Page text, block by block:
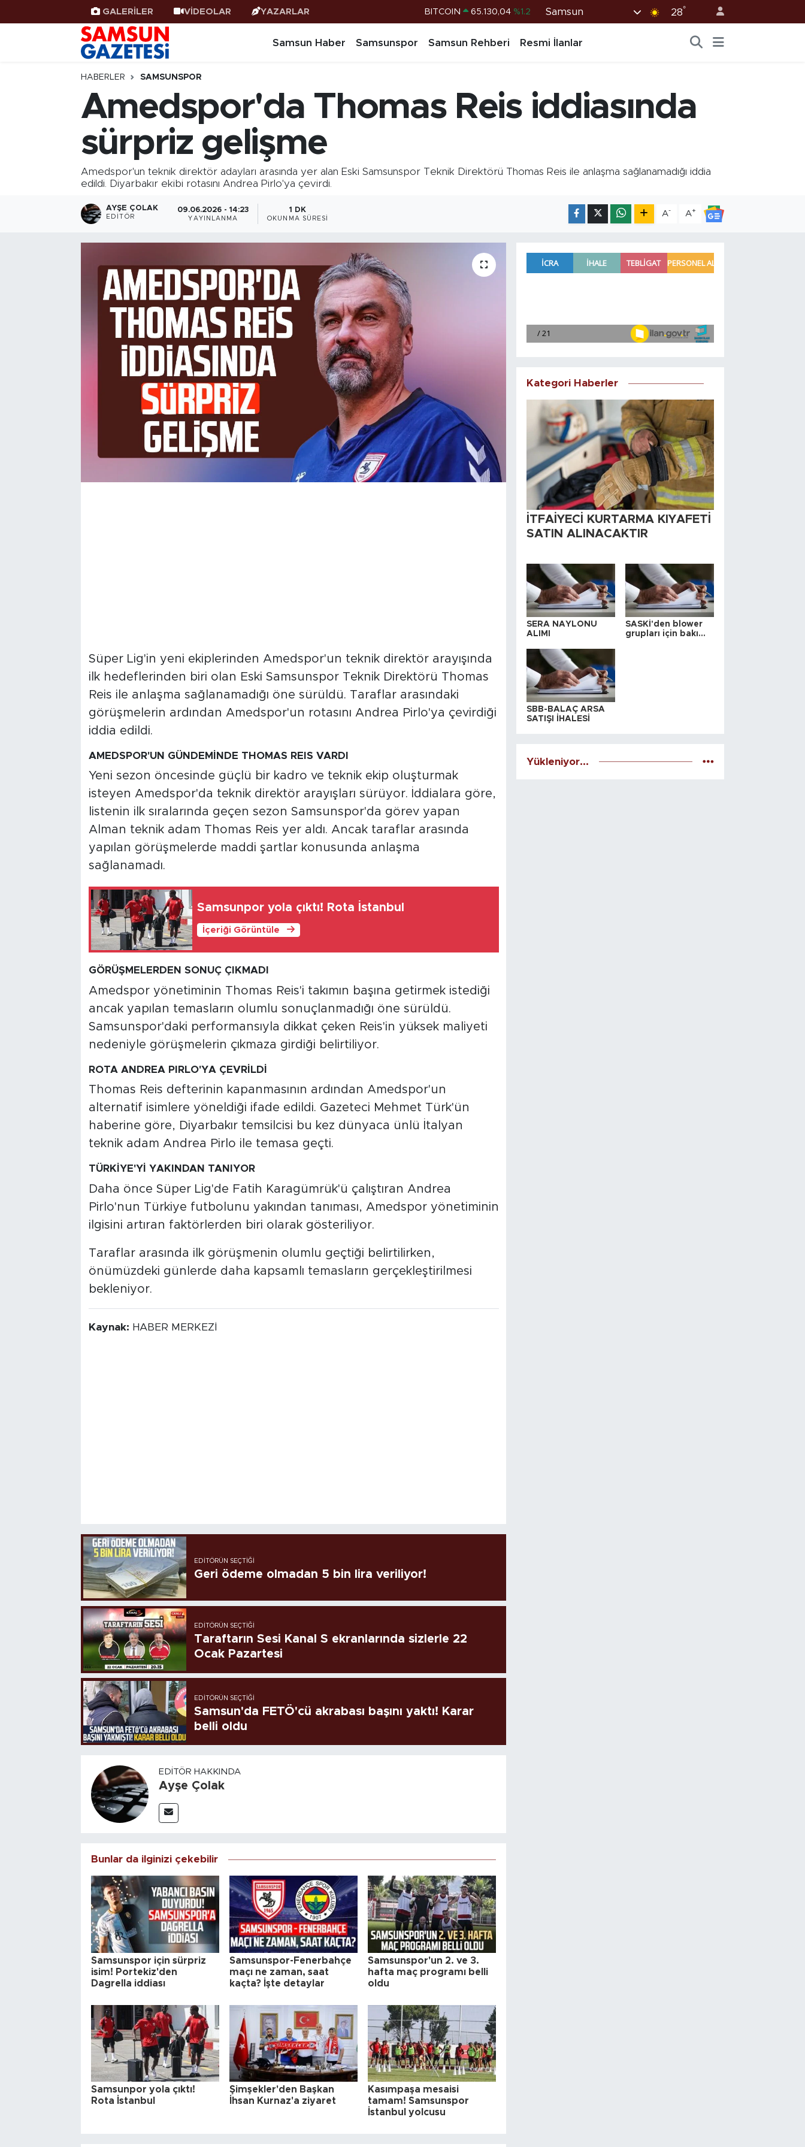
GALERİLER VİDEOLAR YAZARLAR DOLAR 47,7106 %0.17
BİST100 13.773 %-19
BITCOIN 65.130,04 %1.2
Samsun 28°
Samsun Haber Samsunspor Samsun Rehberi Resmi İlanlar
HABERLER SAMSUNSPOR
Amedspor'da Thomas Reis iddiasında
sürpriz gelişme
Amedspor'un teknik direktör adayları arasında yer alan Eski Samsunspor Teknik Direktörü Thomas Reis ile anlaşma sağlanamadığı iddia
edildi. Diyarbakır ekibi rotasını Andrea Pirlo'ya çevirdi.
AYŞE ÇOLAK
EDITÖR
09.06.2026 - 14:23
YAYINLANMA
1 DK
OKUNMA SÜRESI
A- A+
Süper Lig'in yeni ekiplerinden Amedspor'un teknik direktör arayışında
ilk hedeflerinden biri olan Eski Samsunspor Teknik Direktörü Thomas
Reis ile anlaşma sağlanamadığı öne sürüldü. Taraflar arasındaki
görüşmelerin ardından Amedspor'un rotasını Andrea Pirlo'ya çevirdiği
iddia edildi.
AMEDSPOR'UN GÜNDEMİNDE THOMAS REIS VARDI
Yeni sezon öncesinde güçlü bir kadro ve teknik ekip oluşturmak
isteyen Amedspor'da teknik direktör arayışları sürüyor. İddialara göre,
listenin ilk sıralarında geçen sezon Samsunspor'da görev yapan
Alman teknik adam Thomas Reis yer aldı. Ancak taraflar arasında
yapılan görüşmelerde maddi şartlar konusunda anlaşma
sağlanamadı.
Samsunpor yola çıktı! Rota İstanbul
İçeriği Görüntüle
GÖRÜŞMELERDEN SONUÇ ÇIKMADI
Amedspor yönetiminin Thomas Reis'i takımın başına getirmek istediği
ancak yapılan temasların olumlu sonuçlanmadığı öne sürüldü.
Samsunspor'daki performansıyla dikkat çeken Reis'in yüksek maliyeti
nedeniyle görüşmelerin çıkmaza girdiği belirtiliyor.
ROTA ANDREA PIRLO'YA ÇEVRİLDİ
Thomas Reis defterinin kapanmasının ardından Amedspor'un
alternatif isimlere yöneldiği ifade edildi. Gazeteci Mehmet Türk'ün
haberine göre, Diyarbakır temsilcisi bu kez dünyaca ünlü İtalyan
teknik adam Andrea Pirlo ile temasa geçti.
TÜRKİYE'Yİ YAKINDAN TANIYOR
Daha önce Süper Lig'de Fatih Karagümrük'ü çalıştıran Andrea
Pirlo'nun Türkiye futbolunu yakından tanıması, Amedspor yönetiminin
ilgisini artıran faktörlerden biri olarak gösteriliyor.
Taraflar arasında ilk görüşmenin olumlu geçtiği belirtilirken,
önümüzdeki günlerde daha kapsamlı temasların gerçekleştirilmesi
bekleniyor.
Kaynak: HABER MERKEZİ
EDITÖRÜN SEÇTIĞI
Geri ödeme olmadan 5 bin lira veriliyor!
EDITÖRÜN SEÇTIĞI
Taraftarın Sesi Kanal S ekranlarında sizlerle 22
Ocak Pazartesi
EDITÖRÜN SEÇTIĞI
Samsun'da FETÖ'cü akrabası başını yaktı! Karar
belli oldu
EDITÖR HAKKINDA
Ayşe Çolak
Bunlar da ilginizi çekebilir
Samsunspor için sürpriz
isim! Portekiz'den
Dagrella iddiası
Samsunspor-Fenerbahçe
maçı ne zaman, saat
kaçta? İşte detaylar
Samsunspor'un 2. ve 3.
hafta maç programı belli
oldu
Samsunpor yola çıktı!
Rota İstanbul
Şimşekler'den Başkan
İhsan Kurnaz'a ziyaret
Kasımpaşa mesaisi
tamam! Samsunspor
İstanbul yolcusu
Kategori Haberler
İTFAİYECİ KURTARMA KIYAFETİ
SATIN ALINACAKTIR
SERA NAYLONU
ALIMI
SASKİ'den blower
grupları için bakım
SBB-BALAÇ ARSA
SATIŞI İHALESİ
Yükleniyor...
Samsun Haber
Samsunspor
Samsun Rehberi
Resmi İlanlar
Samsun Nöbetçi Eczaneler
Samsun Hava Durumu
SAMSUN Namaz Vakitleri
Samsun Trafik Yoğunluk Haritası
Süper Lig Puan Durumu ve Fikstür